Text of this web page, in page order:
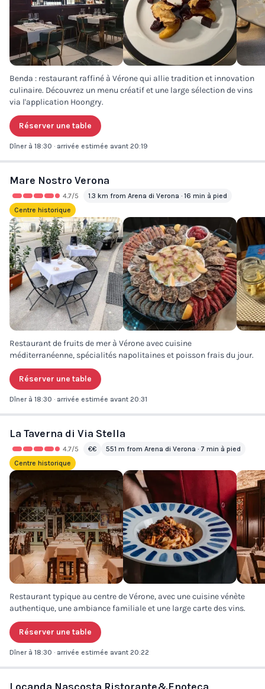
Benda : restaurant raffiné à Vérone qui allie tradition et innovation
culinaire. Découvrez un menu créatif et une large sélection de vins
via l'application Hoongry.
Réserver une table
Dîner à 18:30 · arrivée estimée avant 20:19
Mare Nostro Verona
4.7/5
1.3 km from Arena di Verona · 16 min à pied
Centre historique
Restaurant de fruits de mer à Vérone avec cuisine
méditerranéenne, spécialités napolitaines et poisson frais du jour.
Réserver une table
Dîner à 18:30 · arrivée estimée avant 20:31
La Taverna di Via Stella
4.7/5 €€
551 m from Arena di Verona · 7 min à pied
Centre historique
Restaurant typique au centre de Vérone, avec une cuisine vénète
authentique, une ambiance familiale et une large carte des vins.
Réserver une table
Dîner à 18:30 · arrivée estimée avant 20:22